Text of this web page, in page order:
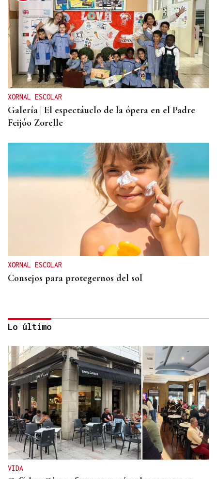
XORNAL ESCOLAR
Galería | El espectáuclo de la ópera en el Padre
Feijóo Zorelle
XORNAL ESCOLAR
Consejos para protegernos del sol
No es un adiós, es un hasta siempre, querida Marila
Lo último
VIDA